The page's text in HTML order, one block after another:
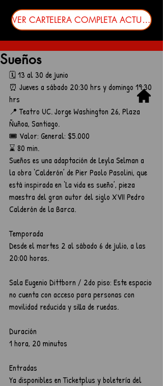
VER CARTELERA COMPLETA ACTUALIZADA
Sueños
🗓️ 13 al 30 de junio
⏰ Jueves a sábado 20:30 hrs y domingo 19:30
hrs
📍 Teatro UC. Jorge Washington 26, Plaza
Ñuñoa, Santiago.
🎟️ Valor: General: $5.000
⌛ 80 min.
Sueños es una adaptación de Leyla Selman a
la obra ‘Calderón’ de Pier Paolo Pasolini, que
está inspirada en ‘La vida es sueño’, pieza
maestra del gran autor del siglo XVII Pedro
Calderón de la Barca.
Temporada
Desde el martes 2 al sábado 6 de julio, a las
20:00 horas.
Sala Eugenio Dittborn / 2do piso: Este espacio
no cuenta con acceso para personas con
movilidad reducida y silla de ruedas.
Duración
1 hora, 20 minutos
Entradas
Ya disponibles en Ticketplus y boletería del